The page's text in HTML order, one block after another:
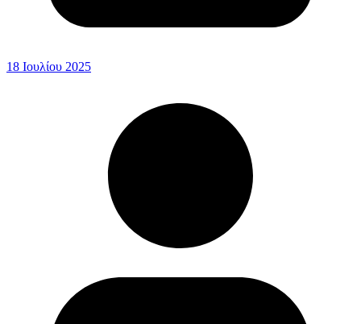
18 Ιουλίου 2025